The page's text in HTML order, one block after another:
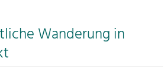
nachhaltigesWanderung in